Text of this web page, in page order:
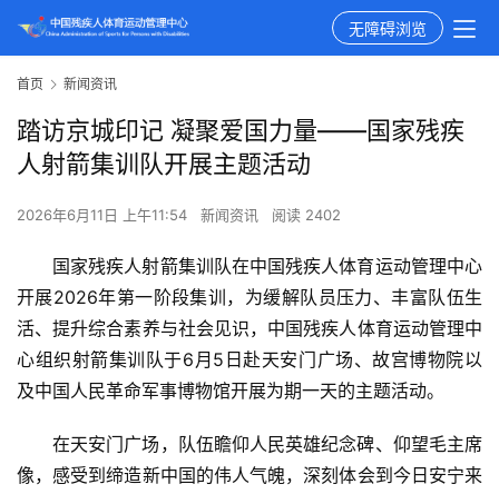
无障碍浏览
首页 新闻资讯
踏访京城印记 凝聚爱国力量——国家残疾
人射箭集训队开展主题活动
2026年6月11日 上午11:54 新闻资讯 阅读 2402
国家残疾人射箭集训队在中国残疾人体育运动管理中心
开展2026年第一阶段集训，为缓解队员压力、丰富队伍生
活、提升综合素养与社会见识，中国残疾人体育运动管理中
心组织射箭集训队于6月5日赴天安门广场、故宫博物院以
及中国人民革命军事博物馆开展为期一天的主题活动。
在天安门广场，队伍瞻仰人民英雄纪念碑、仰望毛主席
像，感受到缔造新中国的伟人气魄，深刻体会到今日安宁来